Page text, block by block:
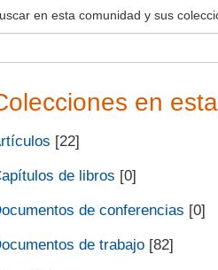
en esta comunidad y sus
en
[22]
de libros [0]
de conferencias [0]
de trabajo[82]